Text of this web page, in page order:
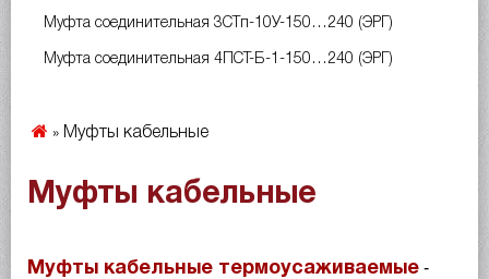
Муфта соединительная 3СТп-10У-150…240 (ЭРГ)
Муфта соединительная 4ПСТ-Б-1-150…240 (ЭРГ)
» Муфты кабельные
Муфты кабельные
Муфты кабельные термоусаживаемые -